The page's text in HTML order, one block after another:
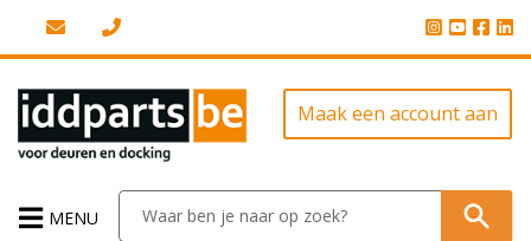
Maak een account aan
MENU